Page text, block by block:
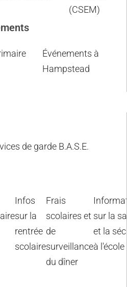
(CSEM)
Événements à
Hampstead
de garde B.A.S.E.
Infos
sur la
rentrée
scolaire
Frais
scolaires et
de
surveillance
du dîner
sur la
et la
à l'école